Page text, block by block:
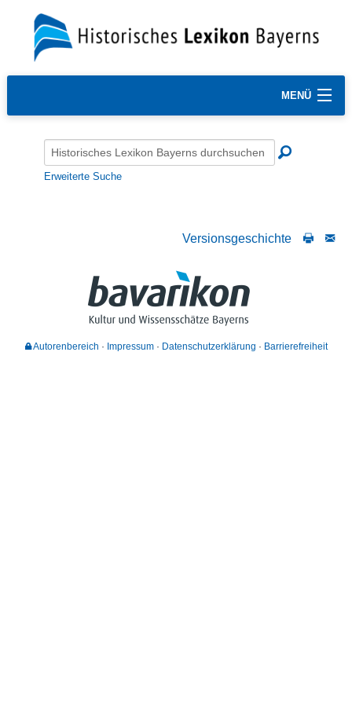
MENÜ
Erweiterte Suche
Versionsgeschichte
Autorenbereich Impressum Datenschutzerklärung Barrierefreiheit